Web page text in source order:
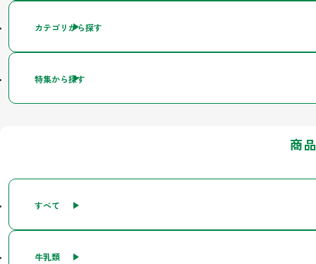
カテゴリから探す
特集から探す
商
すべて
牛乳類